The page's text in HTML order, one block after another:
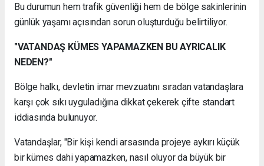
Bu durumun hem trafik güvenliği hem de bölge sakinlerinin
günlük yaşamı açısından sorun oluşturduğu belirtiliyor.
"VATANDAŞ KÜMES YAPAMAZKEN BU AYRICALIK
NEDEN?"
Bölge halkı, devletin imar mevzuatını sıradan vatandaşlara
karşı çok sıkı uyguladığına dikkat çekerek çifte standart
iddiasında bulunuyor.
Vatandaşlar, "Bir kişi kendi arsasında projeye aykırı küçük
bir kümes dahi yapamazken, nasıl oluyor da büyük bir